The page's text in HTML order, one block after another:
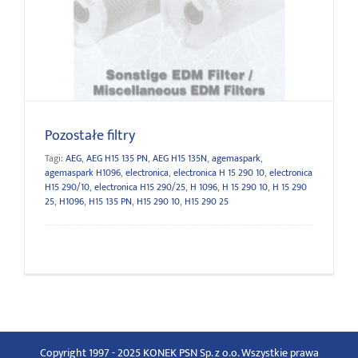
Pozostałe filtry
Tagi: AEG, AEG H15 135 PN, AEG H15 135N, agemaspark,
agemaspark H1096, electronica, electronica H 15 290 10, electronica
H15 290/10, electronica H15 290/25, H 1096, H 15 290 10, H 15 290
25, H1096, H15 135 PN, H15 290 10, H15 290 25
Copyright 1997 - 2025 KONEK PSN Sp. z o.o. Wszystkie prawa